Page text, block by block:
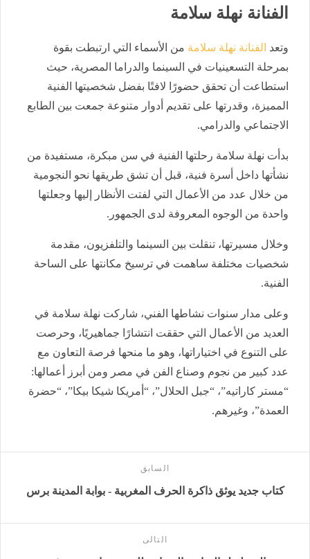
الفنانة نهلة سلامة
وتعد الفنانة نهلة سلامة من الأسماء التي ارتبطت بقوة
بمرحلة التسعينيات في السينما والدراما المصرية، حيث
استطاعت أن تحقق حضورًا لافتًا بفضل شخصيتها الفنية
المميزة، وقدرتها على تقديم أدوار متنوعة جمعت بين الطابع
الاجتماعي والدرامي.
بدأت نهلة سلامة رحلتها الفنية في سن مبكرة، مستفيدة من
نشأتها داخل أسرة فنية، قبل أن تشق طريقها نحو النجومية
من خلال عدد من الأعمال التي لفتت الأنظار إليها وجعلتها
واحدة من الوجوه المعروفة لدى الجمهور.
وخلال مسيرتها، تنقلت بين السينما والتلفزيون، مقدمة
شخصيات مختلفة ساهمت في ترسيخ مكانتها على الساحة
الفنية.
وعلى مدار سنوات نشاطها الفني، شاركت نهلة سلامة في
العديد من الأعمال التي حققت انتشارًا جماهيريًا، وحرصت
على التنوع في اختياراتها، وهو ما منحها فرصة التعاون مع
عدد كبير من نجوم وصناع الفن في مصر ومن أبرز أعمالها:
“مستر كاراتيه”، “جبل الحلال”، “أمريكا شيكا بيكا”، “حضرة
العمدة”، وغيرهم.
السابق
كتاب جديد يوثق ذاكرة الحرف المغربية - بوابة المدينة برس
التالى